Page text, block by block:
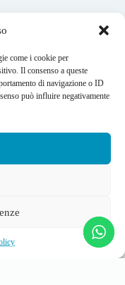
come i cookie per
Il consenso a queste
di navigazione o ID
può influire negativamente
by